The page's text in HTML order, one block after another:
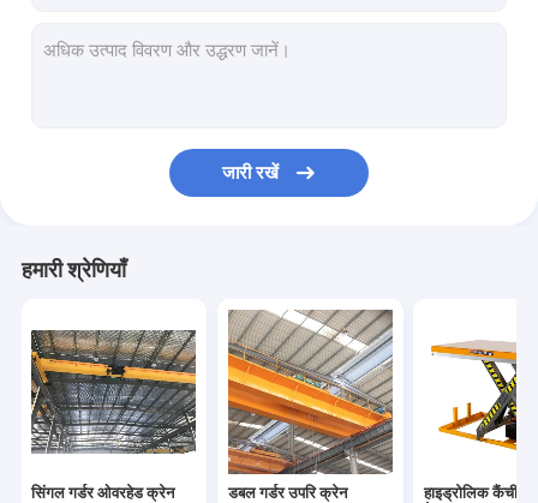
इलेक्ट्रिक क्रेन लहरा
हार्बर पोर्टल क्रेन
हाइड्रोलिक लिफ्टिंग प्लेटफार्म
ब्रिज इरेक्टिंग मशीन
जारी रखें
हमारी श्रेणियाँ
सिंगल गर्डर ओवरहेड क्रेन डबल गर्डर उपरि क्रेन
हाइड्रोलिक कैंची